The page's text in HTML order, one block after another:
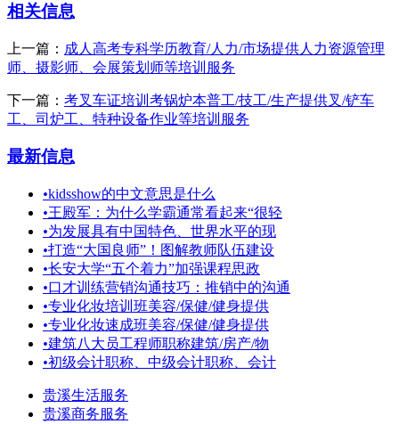
相关信息
上一篇： 成人高考专科学历教育/人力/市场提供人力资源管理
师、摄影师、会展策划师等培训服务
下一篇： 考叉车证培训考锅炉本普工/技工/生产提供叉/铲车
工、司炉工、特种设备作业等培训服务
最新信息
•kidsshow的中文意思是什么
•王殿军：为什么学霸通常看起来“很轻
•为发展具有中国特色、世界水平的现
•打造“大国良师”！图解教师队伍建设
•长安大学“五个着力”加强课程思政
•口才训练营销沟通技巧：推销中的沟通
•专业化妆培训班美容/保健/健身提供
•专业化妆速成班美容/保健/健身提供
•建筑八大员工程师职称建筑/房产/物
•初级会计职称、中级会计职称、会计
贵溪生活服务
贵溪商务服务